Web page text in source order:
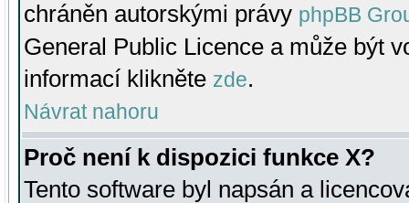
chráněn autorskými právy phpBB
General Public Licence a může být
informací klikněte zde.
Návrat nahoru
Proč není k dispozici funkce X?
Tento software byl napsán a